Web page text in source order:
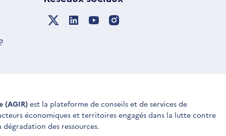
(AGIR) est la plateforme de conseils et de services de
économiques et territoires engagés dans la lutte contre
des ressources.